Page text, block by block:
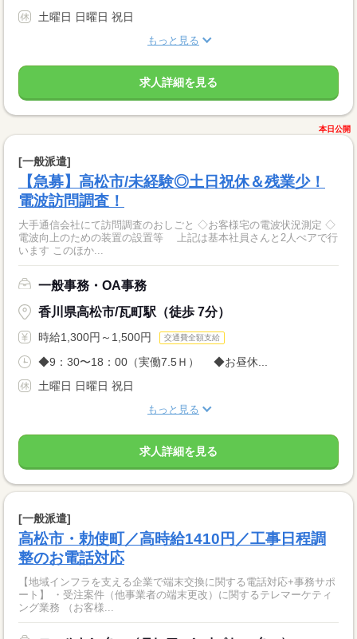
土曜日 日曜日 祝日
もっと見る
求人詳細を見る
本日公開
[一般派遣]
【急募】高松市/未経験◎土日祝休＆残業少！
電波訪問調査！
大手通信会社にて訪問調査のおしごと ◇お客様宅の電波状況測定 ◇
電波向上のための装置の設置等 上記は基本社員さんと2人ぺアで行
います このほか...
一般事務・OA事務
香川県高松市/瓦町駅（徒歩 7分）
時給1,300円～1,500円 交通費全額支給
◆9：30〜18：00（実働7.5Ｈ） ◆お昼休...
土曜日 日曜日 祝日
もっと見る
求人詳細を見る
[一般派遣]
高松市・勅使町／高時給1410円／工事日程調
整のお電話対応
【地域インフラを支える企業で端末交換に関する電話対応+事務サポ
ート】 ・受注案件（他事業者の端末更改）に関するテレマーケティ
ング業務 （お客様...